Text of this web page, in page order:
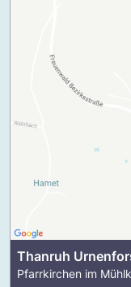
Thanruh
Pfarrkirchen im